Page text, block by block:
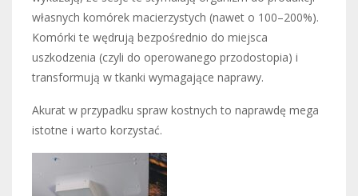
własnych komórek macierzystych (nawet o 100–200%).
Komórki te wędrują bezpośrednio do miejsca
uszkodzenia (czyli do operowanego przodostopia) i
transformują w tkanki wymagające naprawy.
Akurat w przypadku spraw kostnych to naprawdę mega
istotne i warto korzystać.